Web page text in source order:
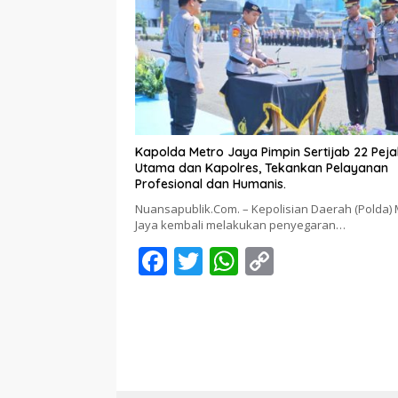
o
o
k
A
p
p
Li
n
k
Kapolda Metro Jaya Pimpin Sertijab 22
Utama dan Kapolres, Tekankan Pelayanan
Profesional dan Humanis.
Nuansapublik.Com. – Kepolisian Daerah (Polda)
Jaya kembali melakukan penyegaran…
F
ac
T
w
W
h